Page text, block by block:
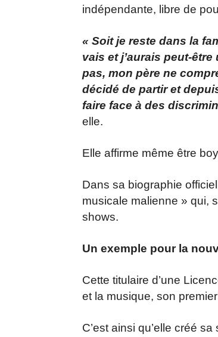
indépendante, libre de
« Soit je reste dans la
vais et j’aurais peut-
pas, mon père ne
décidé de partir et
faire face à des
elle.
Elle affirme même être
Dans sa biographie
musicale malienne » qui,
shows.
Un exemple pour la
Cette titulaire d’une
et la musique, son
C’est ainsi qu’elle créé